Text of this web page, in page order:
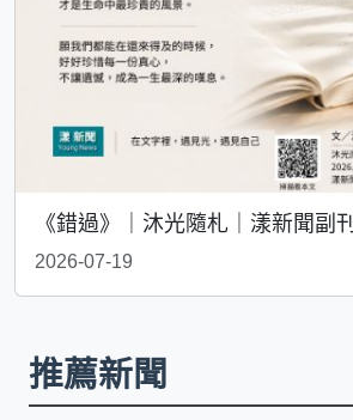
《錯過》｜沐光隨札｜漾新聞副刊
2026-07-19
推薦新聞